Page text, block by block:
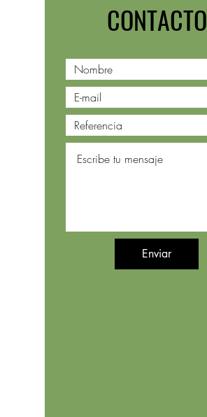
CONTACTO
Enviar